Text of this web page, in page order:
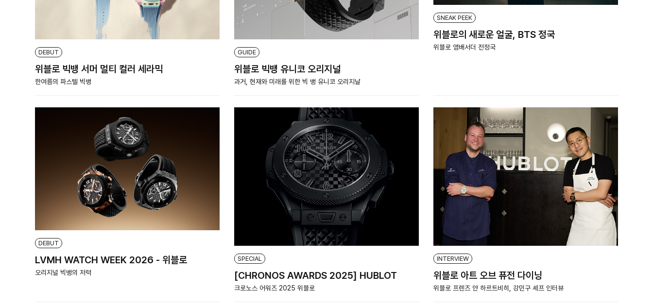
DEBUT
위블로 빅뱅 서머 멀티 컬러 세라믹
한여름의 파스텔 빅뱅
GUIDE
위블로 빅뱅 유니코 오리지널
과거, 현재와 미래를 위한 빅 뱅 유니코 오리지날
SNEAK PEEK
위블로의 새로운 얼굴, BTS 정국
위블로 앰배서더 전정국
DEBUT
LVMH WATCH WEEK 2026 - 위블로
오리지널 빅뱅의 저력
SPECIAL
[CHRONOS AWARDS 2025] HUBLOT
크로노스 어워즈 2025 위블로
INTERVIEW
위블로 아트 오브 퓨전 다이닝
위블로 프렌즈 얀 하르트비히, 강민구 셰프 인터뷰